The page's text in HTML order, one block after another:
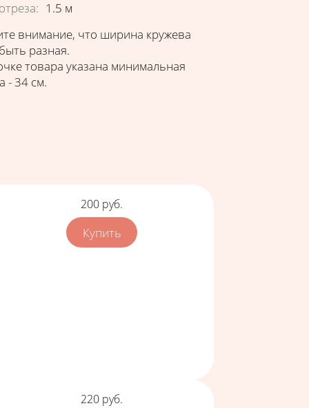
: 1.5 м
внимание, что ширина кружева
разная.
товара указана минимальная
- 34 см.
Цена
200 руб.
Цена
220 руб.